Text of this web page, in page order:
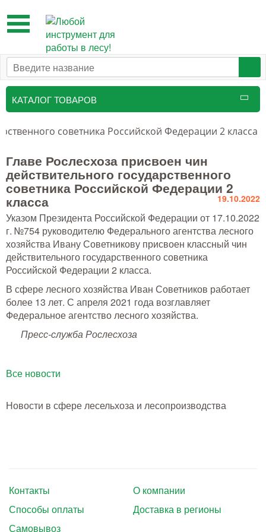
Toggle
navigation
КАТАЛОГ ТОВАРОВ
Таксационный инструмент
Маркировочные средства
Бензоинструмент и
принадлежности
Инструмент лесоруба
Аншлаги противопожарные, панно
аренды, знаки
Тушение лесных пожаров
Одежда для работы в лесу
Снаряжение лесника и егеря
советника Российской Федерации 2 класса
Главе Рослесхоза присвоен чин
действительного государственного
советника Российской Федерации 2
класса 19.10.2022
Указом Президента Российской Федерации от 17.10.2022
г. №754 руководителю Федерального агентства лесного
хозяйства Ивану Советникову присвоен классный чин
действительного государственного советника
Российской Федерации 2 класса.
В сфере лесного хозяйства Иван Советников работает
более 13 лет. С апреля 2021 года возглавляет
Федеральное агентство лесного хозяйства.
Пресс-служба Рослесхоза
Все новости
Новости в сфере лесельхоза и лесопроизводства
Контакты
О компании
Способы оплаты
Доставка в регионы
Самовывоз